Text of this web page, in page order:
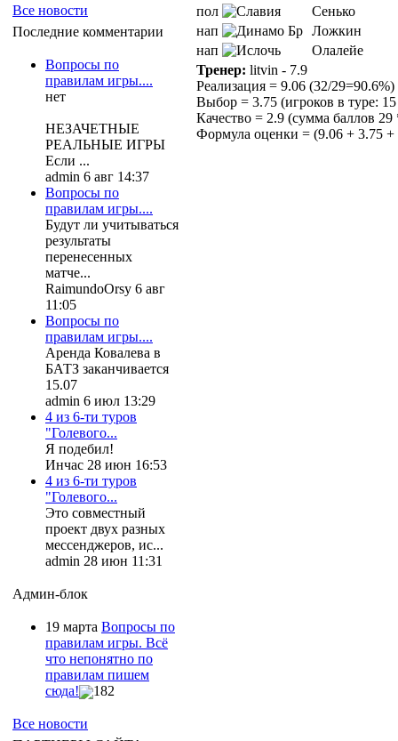
Все новости
Последние комментарии
Вопросы по
правилам игры....
нет
НЕЗАЧЕТНЫЕ
РЕАЛЬНЫЕ ИГРЫ
Если ...
admin 6 авг 14:37
Вопросы по
правилам игры....
Будут ли учитываться
результаты
перенесенных
матче...
RaimundoOrsy 6 авг
11:05
Вопросы по
правилам игры....
Аренда Ковалева в
БАТЗ заканчивается
15.07
admin 6 июл 13:29
4 из 6-ти туров
"Голевого...
Я подебил!
Инчас 28 июн 16:53
4 из 6-ти туров
"Голевого...
Это совместный
проект двух разных
мессенджеров, ис...
admin 28 июн 11:31
Админ-блок
19 марта Вопросы по
правилам игры. Всё
что непонятно по
правилам пишем
сюда!
182
Все новости
пол
Сенько
нап
Ложкин
нап
Олалейе
Тренер: litvin - 7.9
Реализация = 9.06 (32/29=90.6%)
Выбор = 3.75 (игроков в туре:
Качество = 2.9 (сумма баллов 29
Формула оценки = (9.06 + 3.75 +